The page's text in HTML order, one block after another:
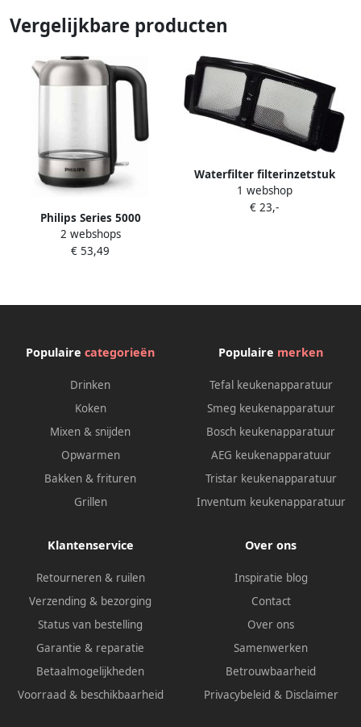
Vergelijkbare producten
Philips Series 5000
Waterkoker 1 7l Zilver One
Size EU Plug
2 webshops
€ 53,49
Waterfilter filterinzetstuk
CP6764 voor waterkoker
compatibel met Philips
1 webshop
€ 23,-
Populaire categorieën
Drinken
Koken
Mixen & snijden
Opwarmen
Bakken & frituren
Grillen
Populaire merken
Tefal keukenapparatuur
Smeg keukenapparatuur
Bosch keukenapparatuur
AEG keukenapparatuur
Tristar keukenapparatuur
Inventum keukenapparatuur
Klantenservice
Retourneren & ruilen
Verzending & bezorging
Status van bestelling
Garantie & reparatie
Betaalmogelijkheden
Voorraad & beschikbaarheid
Over ons
Inspiratie blog
Contact
Over ons
Samenwerken
Betrouwbaarheid
Privacybeleid & Disclaimer